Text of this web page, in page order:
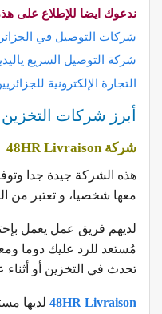
ندعوك ايضا للإطلاع على
شركات التوصيل في الجزائر
شركة التوصيل السريع
التجارة الإلكترونية
أبرز شركات
شركة 48HR Livraison
هذه الشركة جيدة جدا
معها شخصيا، و تعتبر من
لديهم فريق عمل يعمل
مُستعد للرد عليك دوما
تحدث في التخزين أو أثناء
48HR Livraison لديها